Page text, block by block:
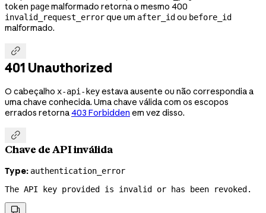
token pagemalformado retorna o mesmo 400
invalid_request_errorque um after_id ou before_id
malformado.

401 Unauthorized
O cabeçalho x-api-keyestava ausente ou não correspondia a
uma chave conhecida. Uma chave válida com os escopos
errados retorna403 Forbidden em vez disso.

Chave de API inválida
Type: authentication_error
The API key provided is invalid or has been revoked.
